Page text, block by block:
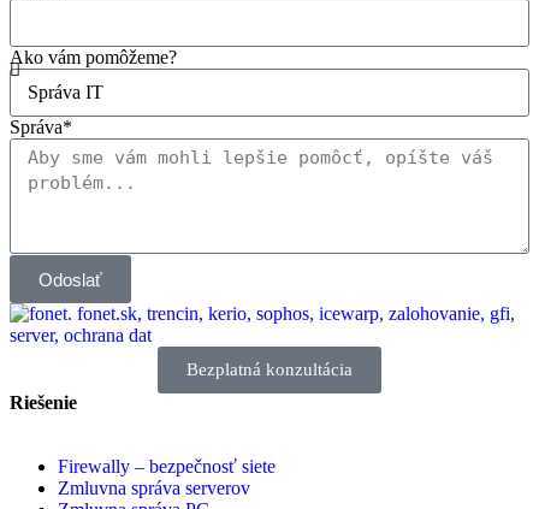
Ako vám pomôžeme?
Správa*
Odoslať
Riešenie
Firewally – bezpečnosť siete
Zmluvna správa serverov
Bezplatná konzultácia